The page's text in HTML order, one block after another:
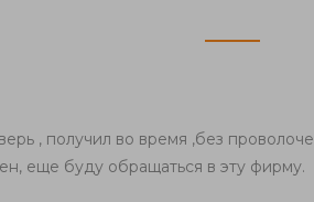
, получил во время ,без
еще буду обращаться в эту фирму.